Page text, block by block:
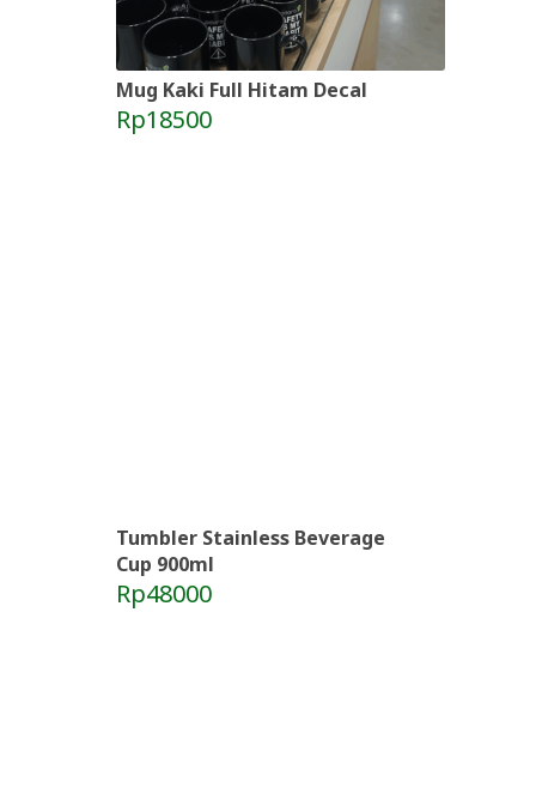
Mug Kaki Full Hitam Decal
Rp18500
Tumbler Stainless Beverage
Cup 900ml
Rp48000